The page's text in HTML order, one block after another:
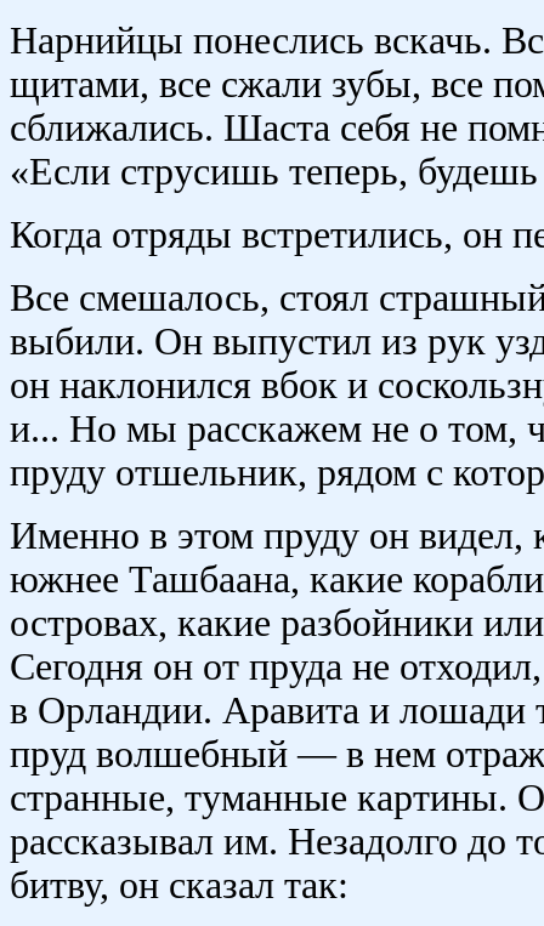
Нарнийцы понеслись вскачь.
щитами, все сжали зубы, все
сближались. Шаста себя не
«Если струсишь теперь,
Когда отряды встретились, он
Все смешалось, стоял
выбили. Он выпустил из рук
он наклонился вбок и
и... Но мы расскажем не о том,
пруду отшельник, рядом с
Именно в этом пруду он видел,
южнее Ташбаана, какие
островах, какие разбойники
Сегодня он от пруда не
в Орландии. Аравита и лошади
пруд волшебный — в нем
странные, туманные картины.
рассказывал им. Незадолго до
битву, он сказал так: